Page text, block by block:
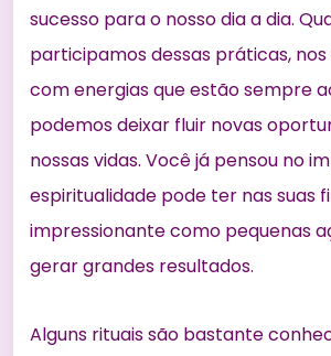
sucesso para o nosso dia a dia.
participamos dessas práticas,
com energias que estão sempre
podemos deixar fluir novas
nossas vidas. Você já pensou no
espiritualidade pode ter nas suas
impressionante como pequenas
gerar grandes resultados.
Alguns rituais são bastante